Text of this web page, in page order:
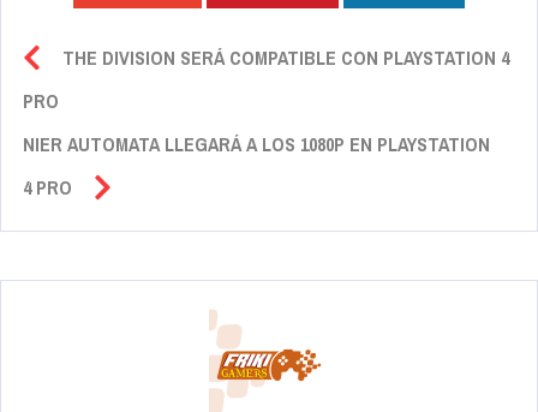
THE DIVISION SERÁ COMPATIBLE CON PLAYSTATION 4
PRO
NIER AUTOMATA LLEGARÁ A LOS 1080P EN PLAYSTATION
4 PRO